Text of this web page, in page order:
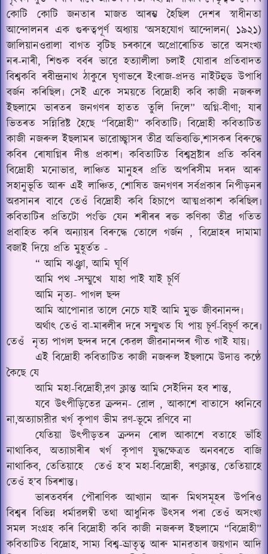
কোটি কোটি জনতাৰ মাজত আৰম্ভ হৈছিল দেশৰ স্বাধীনতা
আন্দোলনৰ এক গুৰুত্বপূৰ্ণ অধ্যায় ‘অসহযোগ আন্দোলন( ১৯২১)
জালিয়ানওৱালা বাগত বৃটিছ চৰকাৰে অপ্ৰোৰোচিত ভাৱে অসংখ্য
নৰ-নাৰী, শিশুক বৰ্বৰ ভাৱে হত্যালীলা চলাই যোৱাৰ প্ৰতিবাদত
বিশ্বকবি ৰবীন্দ্ৰনাথ ঠাকুৰে ঘৃণাভৰে ইংৰাজ-প্ৰদত্ত নাইটহুড উপাধি
বৰ্জন কৰিছিল৷ সেই একে সময়তে বিদ্ৰোহী কবি কাজী নজৰুল
ইছলামে ভাৰতৰ জনগণৰ হাতত তুলি দিলে” অগ্নি-বীণা; যাৰ
ভিতৰত সন্নিৱিষ্ট হৈছে “বিদ্ৰোহী” কবিতাটি৷ বিদ্ৰোহী কবিতাটিত
কাজী নজৰুল ইছলামৰ ভাৱোচ্ছ্বাসৰ তীব্ৰ অভিব্যক্তি,শাসকৰ বিৰুদ্ধে
কবিৰ ৰোষাগ্নিৰ দীপ্ত প্ৰকাশ৷ কবিতাটিত বিশ্বস্ৰষ্টাৰ প্ৰতি কবিৰ
বিদ্ৰোহী মনোভাৱ, লাঞ্চিত মানুহৰ প্ৰতি অপৰিসীম দৰদ আৰু
সহানুভূতি আৰু এই লাঞ্চিত, শোষিত জনগণৰ সৰ্বপ্ৰকাৰ নিপীড়নৰ
অৱসানৰ বাবে তেওঁ বিদ্ৰোহী কবি হিচাপে আত্মপ্ৰকাশ কৰিছিল৷
কবিতাটিৰ প্ৰতিটো পংক্তি যেন শৰীৰৰ ৰক্ত কণিকা তীব্ৰ গতিত
প্ৰবাহিত কৰি অন্যায়ৰ বিৰুদ্ধে তোলে গৰ্জন , বিদ্ৰোহৰ দামামা
বজাই দিয়ে প্ৰতি মুহূৰ্তত -
“ আমি ঝঞ্ঝা, আমি ঘূৰ্ণি
আমি পথ -সম্মুখে যাহা পাই যাই চূৰ্ণি
আমি নৃত্য- পাগল ছন্দ
আমি আপোনার তালে নেচে যাই আমি মুক্ত জীবনানন্দ৷
অর্থাৎ তেওঁ বা-মাৰলীৰ দৰে সন্মুখত যি পায় চূৰ্ণ-বিচূৰ্ণ কৰে৷
তেওঁ নৃত্য পাগল ছন্দৰ দৰে কেৱল জীৱনানন্দৰ গীত গাই যায়৷
এই বিদ্ৰোহী কবিতাটিত কাজী নজৰুল ইছলামে উদাত্ত কণ্ঠে
কৈছে যে
আমি মহা-বিদ্রোহী,রণ ক্লান্ত আমি সেইদিন হব শান্ত,
যবে উৎপীড়িতের ক্রন্দন- রোল , আকাশে বাতাসে ধ্বনিবে
না,অত্যাচারীর খর্গ কৃপাণ ভীম রণ-ভূমে রণিবে না
যেতিয়া উৎপীড়তৰ ক্ৰন্দন ৰোল আকাশে বতাহে ভাঁহি
নাথাকিব, অত্যাচাৰীৰ খৰ্গ কৃপাণ যুদ্ধক্ষেত্ৰত অনবৰতে বাজি
নাথাকিব, তেতিয়াহে
তেওঁ হ’ব মহা-বিদ্ৰোহী, ৰণক্লান্ত, তেতিয়াহে
তেওঁ হ’ব চিৰশান্ত৷
ভাৰতবৰ্ষৰ পৌৰাণিক আখ্যান আৰু মিথসমূহৰ উপৰিও
বিশ্বৰ বিভিন্ন ধৰ্মাৱলম্বী তথা আধুনিক উৎসৰ পৰা তেওঁ অসংখ্য
সমল সংগ্ৰহ কৰি বিদ্ৰোহী কবি কাজী নজৰুল ইছলামে “বিদ্ৰোহী”
কবিতাটিত বিদ্রোহ, সাম্য বিশ্ব-ভ্ৰাতৃত্ব আৰু মানৱতাৰ জয়গান আদি